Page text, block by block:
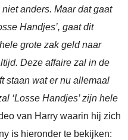
anders. Maar dat gaat
Handjes’, gaat dit
grote zak geld naar
Deze affaire zal in de
staan wat er nu allemaal
‘Losse Handjes’ zijn hele
van Harry waarin hij zich
is hieronder te bekijken: